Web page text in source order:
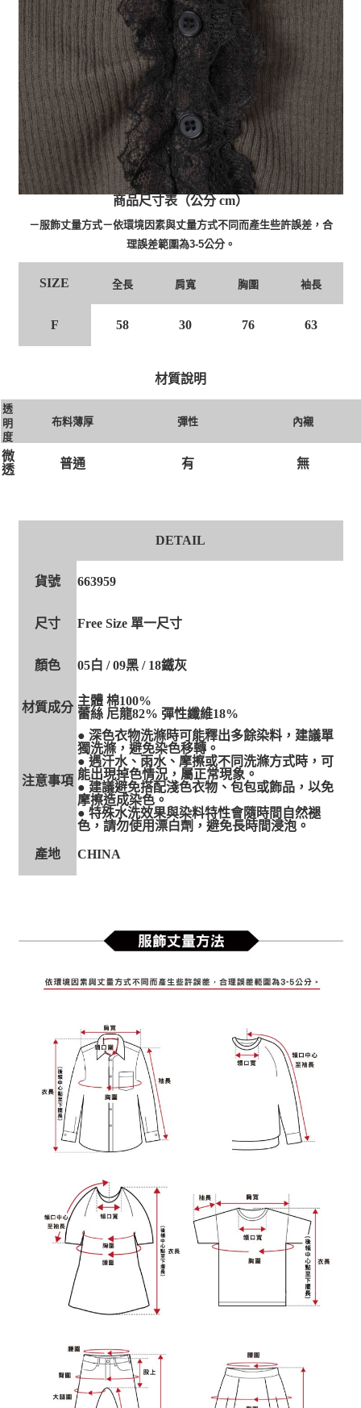
商品尺寸表（公分 cm）
－服飾丈量方式－依環境因素與丈量方式不同而產生些許誤差，合
理誤差範圍為3-5公分。
SIZE 全長 肩寬 胸圍 袖長
F 58 30 76 63
材質說明
透
明
度
布料薄厚 彈性 內襯
微
透
普通 有 無
DETAIL
貨號 663959
尺寸 Free Size 單一尺寸
顏色 05白 / 09黑 / 18鐵灰
材質成分 主體 棉100%
蕾絲 尼龍82% 彈性纖維18%
注意事項
● 深色衣物洗滌時可能釋出多餘染料，建議單
獨洗滌，避免染色移轉。
● 遇汗水、雨水、摩擦或不同洗滌方式時，可
能出現掉色情況，屬正常現象。
● 建議避免搭配淺色衣物、包包或飾品，以免
摩擦造成染色。
● 特殊水洗效果與染料特性會隨時間自然褪
色，請勿使用漂白劑，避免長時間浸泡。
產地 CHINA